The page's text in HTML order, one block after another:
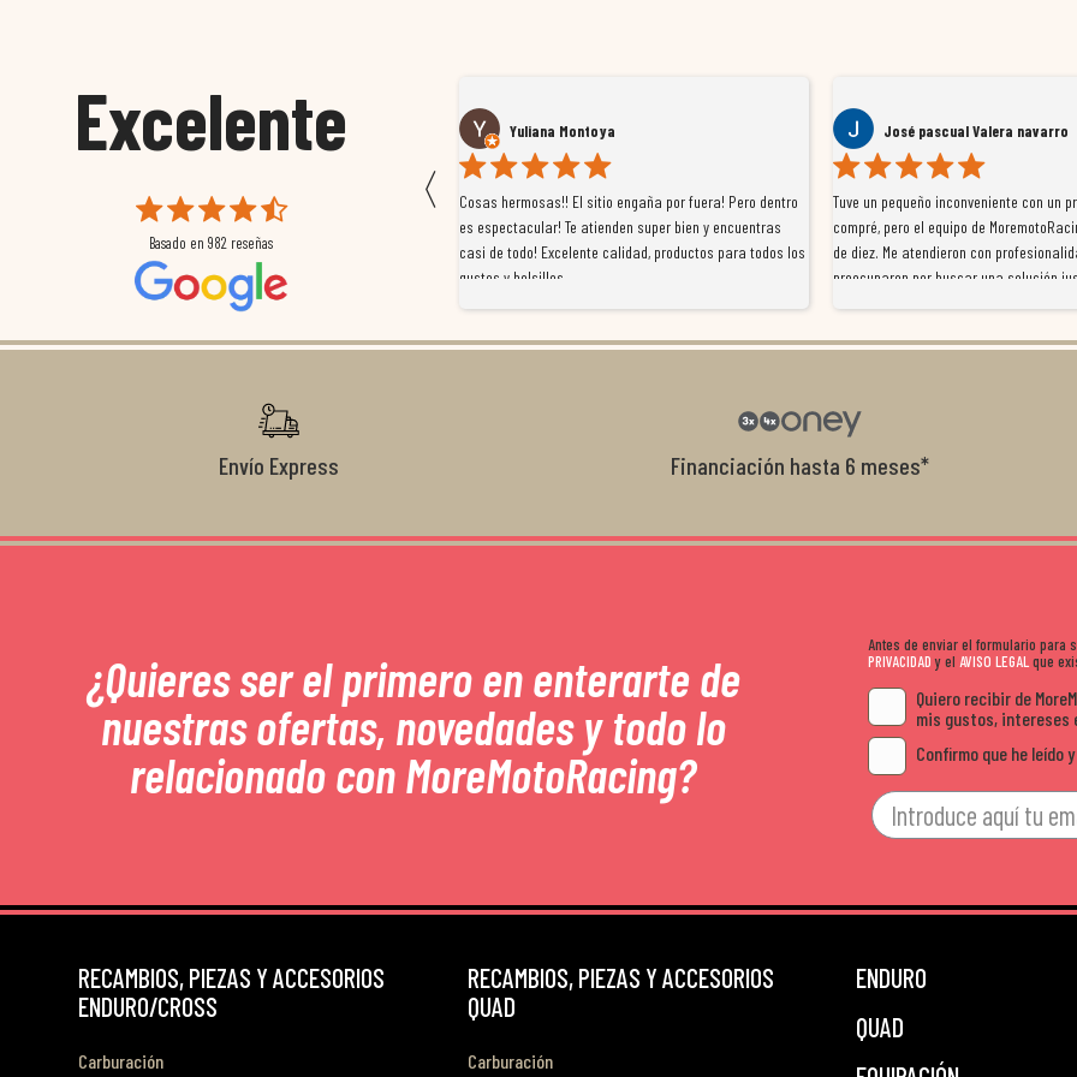
Excelente
Basado en 982 reseñas
〈
Susana García Luis
Magnífica atención al cliente. Tuvimos un pequeño
retraso en el pedido y desde el minuto uno se
preocuparon por ayudarnos en todo. Gracias a Sergio,
magnífico gestor... atento, amable, un servicio de 10.
Gracias de nuevo por todo!
Yuliana Montoya
Cosas hermosas!! El sitio engaña por fuera! Pero dentro
es espectacular! Te atienden super bien y encuentras
casi de todo! Excelente calidad, productos para todos los
gustos y bolsillos
José pascual Valera navarro
Tuve un pequeño inconveniente con un
compré, pero el equipo de
de diez. Me atendieron con
preocuparon por buscar una solución
con el cliente, y me ofrecieron unas
Envío Express Financiación hasta 6 meses*
¿Quieres ser el primero en enterarte de
nuestras ofertas, novedades y todo lo
relacionado con MoreMotoRacing?
Antes de enviar el formulario para
PRIVACIDADy el AVISO LEGALque
Quiero recibir de
mis gustos, intereses
Confirmo que he leído
RECAMBIOS, PIEZAS Y ACCESORIOS
ENDURO/CROSS
Carburación
RECAMBIOS, PIEZAS Y ACCESORIOS
QUAD
Carburación
ENDURO
QUAD